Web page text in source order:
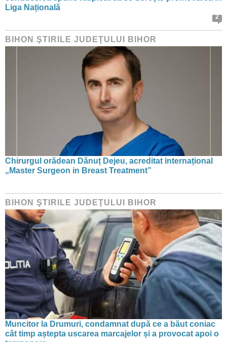
Liga Națională
2
BIHON ŞTIRILE JUDEŢULUI BIHOR
Chirurgul orădean Dănuț Dejeu, acreditat internațional
„Master Surgeon in Breast Treatment”
BIHON ŞTIRILE JUDEŢULUI BIHOR
Muncitor la Drumuri, condamnat după ce a băut coniac
cât timp aștepta uscarea marcajelor și a provocat apoi o